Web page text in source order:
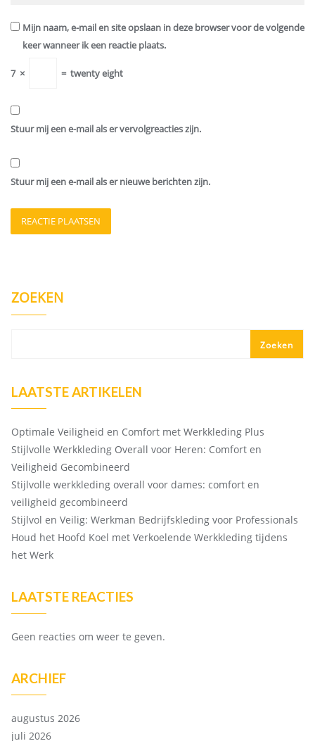
Mijn naam, e-mail en site opslaan in deze browser voor de volgende
keer wanneer ik een reactie plaats.
7 × = twenty eight
Stuur mij een e-mail als er vervolgreacties zijn.
Stuur mij een e-mail als er nieuwe berichten zijn.
ZOEKEN
Zoeken
LAATSTE ARTIKELEN
Optimale Veiligheid en Comfort met Werkkleding Plus
Stijlvolle Werkkleding Overall voor Heren: Comfort en
Veiligheid Gecombineerd
Stijlvolle werkkleding overall voor dames: comfort en
veiligheid gecombineerd
Stijlvol en Veilig: Werkman Bedrijfskleding voor Professionals
Houd het Hoofd Koel met Verkoelende Werkkleding tijdens
het Werk
LAATSTE REACTIES
Geen reacties om weer te geven.
ARCHIEF
augustus 2026
juli 2026